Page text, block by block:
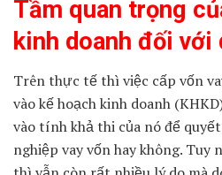
Tầm quan trọng
kinh doanh đối với
Trên thực tế thì việc cấp vốn
vào kế hoạch kinh doanh
vào tính khả thi của nó để
nghiệp vay vốn hay không. Tuy